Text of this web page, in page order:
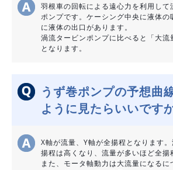
羽根車の回転による遠心力を利用して
ポンプです。ケーシング中央に液体の
に液体の出口があります。
渦流タービンポンプに比べると「大流
となります。
うず巻ポンプの予想曲
ように見たらいいです
X軸が流量、Y軸が全揚程となります
揚程は高くなり、流量が多いほど全揚
また、モータ軸動力は大流量になるに